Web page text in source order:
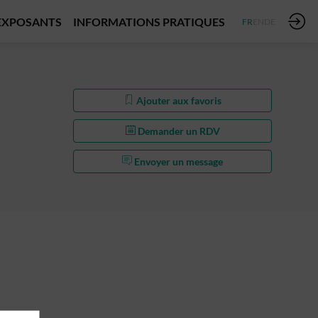
INFORMATIONS PRATIQUES FR
Ajouter aux favoris
Demander un RDV
Envoyer un message